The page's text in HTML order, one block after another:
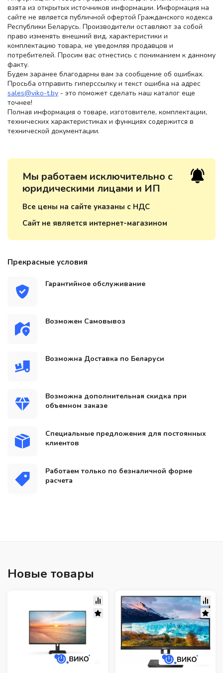
взята из открытых источников информации. Информация на
сайте не является публичной офертой Гражданского кодекса
Республики Беларусь. Производители оставляют за собой
право изменять внешний вид, характеристики и
комплектацию товара, не уведомляя продавцов и
потребителей. Просим вас отнестись с пониманием к данному
факту.
Будем заранее благодарны вам за сообщение об ошибках.
Просьба отправить гиперссылку и текст ошибка на адрес
sales@viko-t.by - это поможет сделать наш каталог еще
точнее!
Полная информация о товаре, изготовителе, комплектации,
технических характеристиках и функциях содержится в
технической документации.
Мы работаем исключительно с
юридическими лицами и ИП
Все цены на сайте указаны с НДС
Сайт не является интернет-магазином
Прекрасные условия
Гарантийное обслуживание
Возможен Самовывоз
Возможна Доставка по Беларуси
Возможна дополнительная скидка при
объемном заказе
Специальные предложения для постоянных
клиентов
Работаем только по безналичной форме
расчета
Новые товары